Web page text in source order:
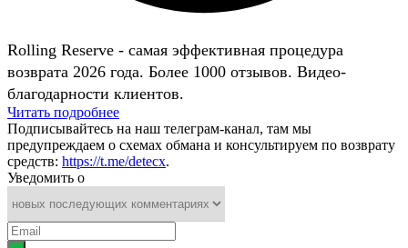
Rolling Reserve - самая эффективная процедура
возврата 2026 года. Более 1000 отзывов. Видео-
благодарности клиентов.
Читать подробнее
Подписывайтесь на наш телеграм-канал, там мы
предупреждаем о схемах обмана и консультируем по возврату
средств: https://t.me/detecx.
Уведомить о